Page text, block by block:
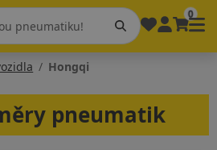
0
Hongqi
pneumatik